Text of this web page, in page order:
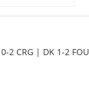
2 CRG | DK 1-2 FOU